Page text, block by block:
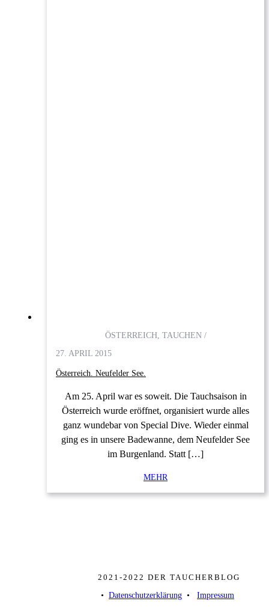
ÖSTERREICH, TAUCHEN /
27. APRIL 2015
Österreich. Neufelder See.
Am 25. April war es soweit. Die Tauchsaison in
Österreich wurde eröffnet, organisiert wurde alles
ganz wundebar von Special Dive. Wieder einmal
ging es in unsere Badewanne, dem Neufelder See
im Burgenland. Statt […]
MEHR
2021-2022 DER TAUCHERBLOG
• ­Datenschutzerklärung ­ • ­Impressum